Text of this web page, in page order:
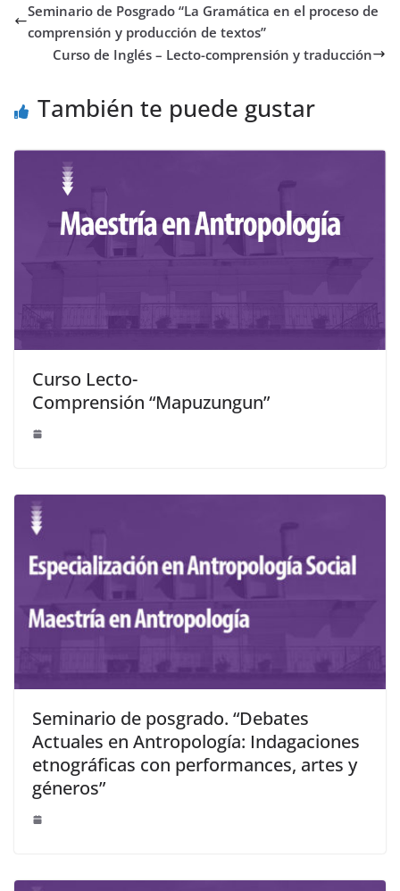
Seminario de Posgrado “La Gramática en el proceso de
comprensión y producción de textos”
Curso de Inglés – Lecto-comprensión y traducción
También te puede gustar
Curso Lecto-
Comprensión “Mapuzungun”
Seminario de posgrado. “Debates
Actuales en Antropología: Indagaciones
etnográficas con performances, artes y
géneros”